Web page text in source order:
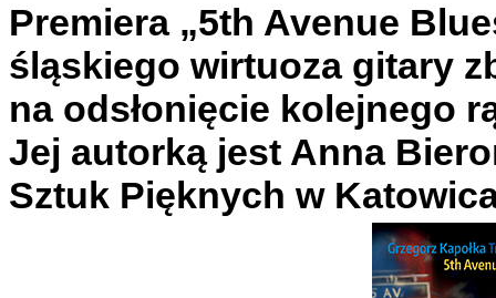
Premiera „5th Avenue
śląskiego wirtuoza gitary
na odsłonięcie kolejnego
Jej autorką jest Anna
Sztuk Pięknych w